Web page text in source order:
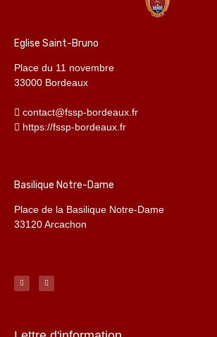
Eglise Saint-Bruno
Place du 11 novembre
33000 Bordeaux
contact@fssp-bordeaux.fr
https://fssp-bordeaux.fr
Basilique Notre-Dame
Place de la Basilique Notre-Dame
33120 Arcachon